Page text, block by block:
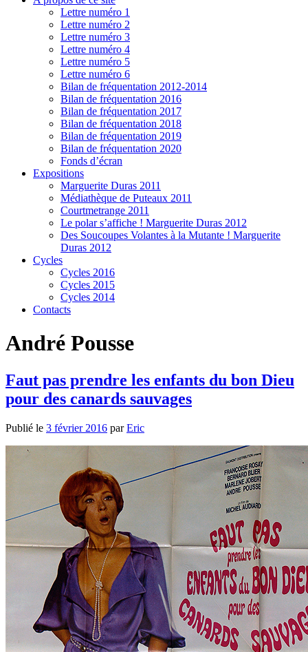
Lettre numéro 1
Lettre numéro 2
Lettre numéro 3
Lettre numéro 4
Lettre numéro 5
Lettre numéro 6
Bilan de fréquentation 2012-2014
Bilan de fréquentation 2016
Bilan de fréquentation 2017
Bilan de fréquentation 2018
Bilan de fréquentation 2019
Bilan de fréquentation 2020
Fonds d’écran
Expositions
Marguerite Duras 2011
Médiathèque de Puteaux 2011
Courtmetrange 2011
Le polar s’affiche ! Marguerite Duras 2012
Des Soucoupes Volantes à la Mutante ! Marguerite
Duras 2012
Cycles
Cycles 2016
Cycles 2015
Cycles 2014
Contacts
André Pousse
Faut pas prendre les enfants du bon Dieu
pour des canards sauvages
Publié le 3 février 2016 parEric